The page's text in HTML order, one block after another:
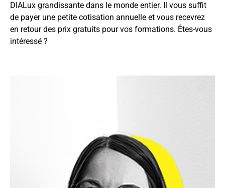
DIALux grandissante dans le monde entier. Il vous suffit
de payer une petite cotisation annuelle et vous recevrez
en retour des prix gratuits pour vos formations. Êtes-vous
intéressé ?